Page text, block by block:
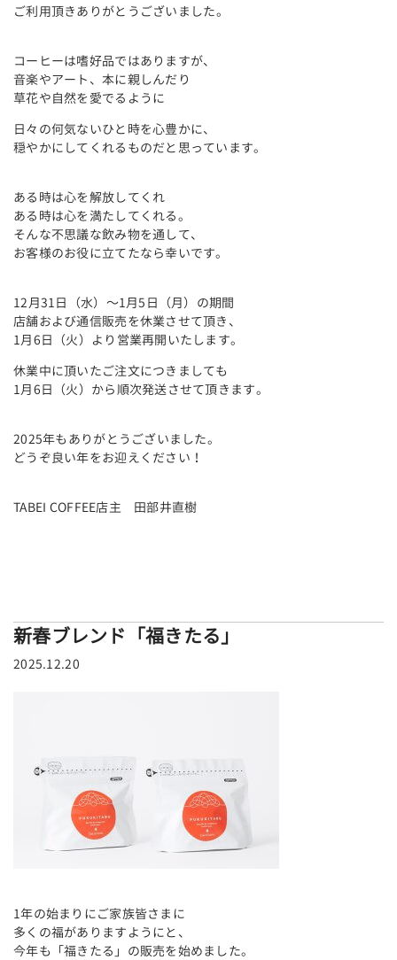
ご利用頂きありがとうございました。
コーヒーは嗜好品ではありますが、
音楽やアート、本に親しんだり
草花や自然を愛でるように
日々の何気ないひと時を心豊かに、
穏やかにしてくれるものだと思っています。
ある時は心を解放してくれ
ある時は心を満たしてくれる。
そんな不思議な飲み物を通して、
お客様のお役に立てたなら幸いです。
12月31日（水）～1月5日（月）の期間
店舗および通信販売を休業させて頂き、
1月6日（火）より営業再開いたします。
休業中に頂いたご注文につきましても
1月6日（火）から順次発送させて頂きます。
2025年もありがとうございました。
どうぞ良い年をお迎えください！
TABEI COFFEE店主 田部井直樹
新春ブレンド「福きたる」
2025.12.20
1年の始まりにご家族皆さまに
多くの福がありますようにと、
今年も「福きたる」の販売を始めました。